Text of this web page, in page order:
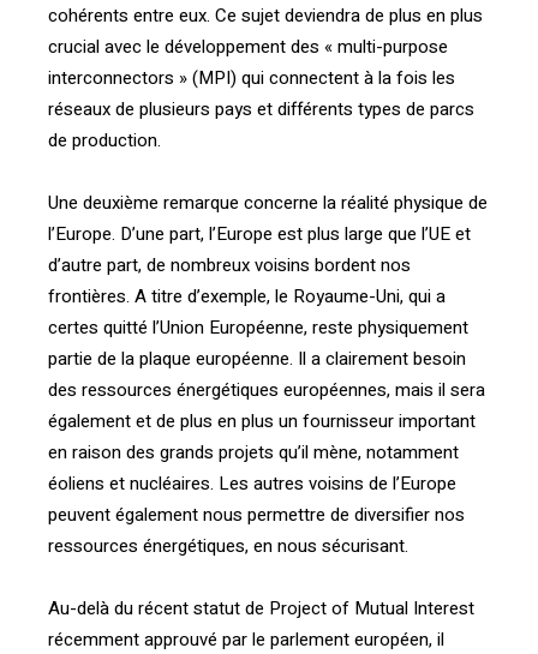
cohérents entre eux. Ce sujet deviendra de plus en plus
crucial avec le développement des « multi-purpose
interconnectors » (MPI) qui connectent à la fois les
réseaux de plusieurs pays et différents types de parcs
de production.
Une deuxième remarque concerne la réalité physique de
l’Europe. D’une part, l’Europe est plus large que l’UE et
d’autre part, de nombreux voisins bordent nos
frontières. A titre d’exemple, le Royaume-Uni, qui a
certes quitté l’Union Européenne, reste physiquement
partie de la plaque européenne. Il a clairement besoin
des ressources énergétiques européennes, mais il sera
également et de plus en plus un fournisseur important
en raison des grands projets qu’il mène, notamment
éoliens et nucléaires. Les autres voisins de l’Europe
peuvent également nous permettre de diversifier nos
ressources énergétiques, en nous sécurisant.
Au-delà du récent statut de Project of Mutual Interest
récemment approuvé par le parlement européen, il